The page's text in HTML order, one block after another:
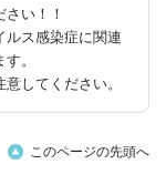
い！！
ス感染症に関連
。
してください。
このページの先頭へ